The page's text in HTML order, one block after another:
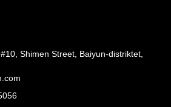
Shimen Street, Baiyun-distriktet,